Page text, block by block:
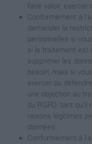
faire valoir, exercer
Conformément à
demander la
personnelles si
si le traitement est
supprimer les
besoin, mais si
exercer ou
une objection au
du RGPD; tant qu'il
raisons légitimes
données;
Conformément à